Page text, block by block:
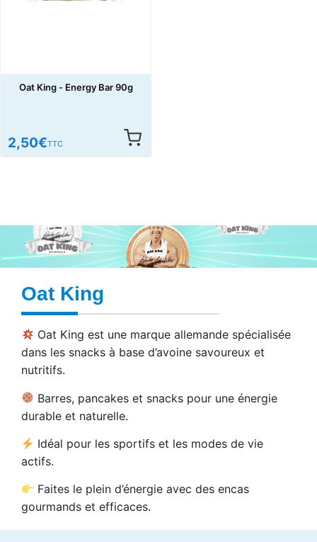
Oat King - Energy Bar 90g
2,50€TTC
Oat King
Oat King est une marque allemande spécialisée
dans les snacks à base d’avoine savoureux et
nutritifs.
Barres, pancakes et snacks pour une énergie
durable et naturelle.
Idéal pour les sportifs et les modes de vie
actifs.
Faites le plein d’énergie avec des encas
gourmands et efficaces.